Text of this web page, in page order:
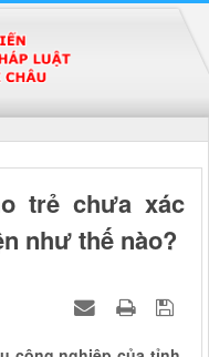
trẻ chưa xác
như thế nào?